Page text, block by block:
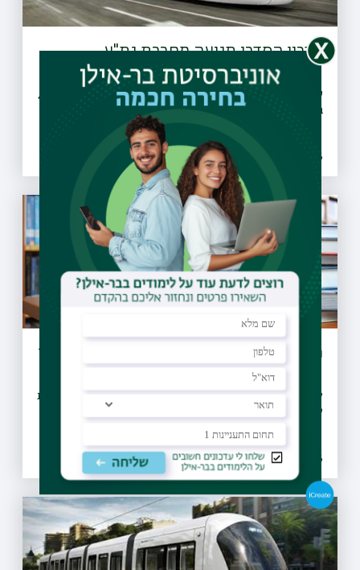
עדכון הסדרי תנועה מחברת נת"ע
עבודות ליצירת הסדר חדש של תנועת כלי רכב ברחוב ז׳בוטינסקי,
בקטע שבין כיכר ישראל לרחוב אנצו סירני
21.07.2026 | ו אב
הארכת שעות הפעילות של ספריות בר-אילן
לרגל תקופת המבחנים, שש מספריות האוניברסיטה מאריכות את
שעות הפעילות שלהן
08.07.2026 | כב תמוז